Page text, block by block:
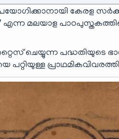
കേരള
എന്ന മലയാള
ചെയ്യുന്ന പദ്ധതിയുടെ
പറ്റിയുള്ള